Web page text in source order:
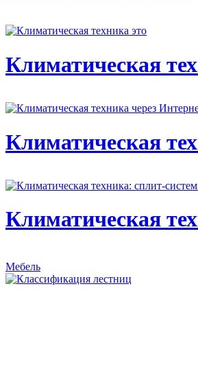
Климатическая
Климатическая
Климатическая
Мебель